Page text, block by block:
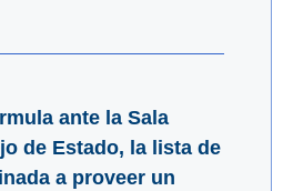
ante la Sala
de Estado, la lista de
a proveer un